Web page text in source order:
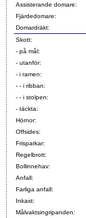
Assisterande domare:
Fjärdedomare:
Domardräkt:
Skott:
- på mål:
- utanför:
- i ramen:
- - i ribban:
- - i stolpen:
- täckta:
Hörnor:
Offsides:
Frisparkar:
Regelbrott:
Bollinnehav:
Anfall:
Farliga anfall:
Inkast:
Målvaktsingripanden: